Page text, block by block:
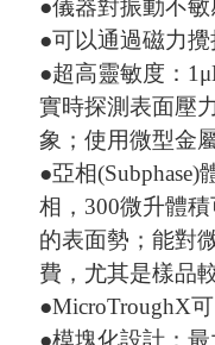
●儀器對振動不
●可以通過磁力
●超高靈敏度：
實時探測表面壓
象；使用微型金
●亞相
相，300微升體
的表面勢；能對
費，尤其是樣品
●MicroTroughX
●模塊化設計：